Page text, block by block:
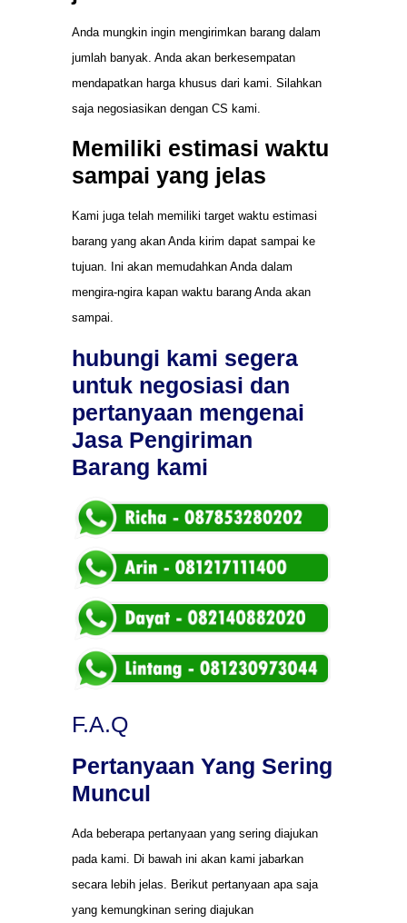
Anda mungkin ingin mengirimkan barang dalam
jumlah banyak. Anda akan berkesempatan
mendapatkan harga khusus dari kami. Silahkan
saja negosiasikan dengan CS kami.
Memiliki estimasi waktu
sampai yang jelas
Kami juga telah memiliki target waktu estimasi
barang yang akan Anda kirim dapat sampai ke
tujuan. Ini akan memudahkan Anda dalam
mengira-ngira kapan waktu barang Anda akan
sampai.
hubungi kami segera
untuk negosiasi dan
pertanyaan mengenai
Jasa Pengiriman
Barang kami
F.A.Q
Pertanyaan Yang Sering
Muncul
Ada beberapa pertanyaan yang sering diajukan
pada kami. Di bawah ini akan kami jabarkan
secara lebih jelas. Berikut pertanyaan apa saja
yang kemungkinan sering diajukan